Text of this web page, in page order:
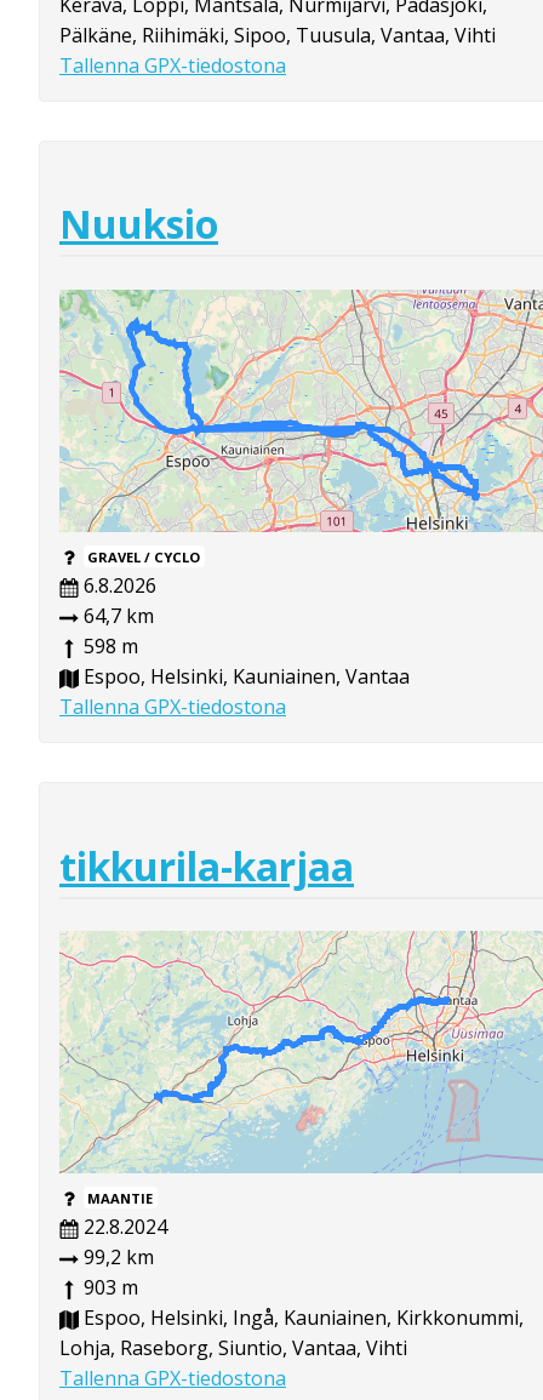
Pälkäne, Riihimäki, Sipoo, Tuusula, Vantaa, Vihti
Tallenna GPX-tiedostona
Nuuksio
GRAVEL / CYCLO
6.8.2026
64,7 km
598 m
Espoo, Helsinki, Kauniainen, Vantaa
Tallenna GPX-tiedostona
tikkurila-karjaa
MAANTIE
22.8.2024
99,2 km
903 m
Espoo, Helsinki, Ingå, Kauniainen, Kirkkonummi,
Lohja, Raseborg, Siuntio, Vantaa, Vihti
Tallenna GPX-tiedostona